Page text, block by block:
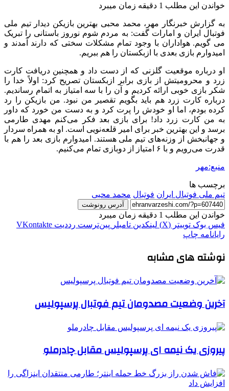
خواندن این مطلب 1 دقیقه زمان میبرد
به گزارش خبرنگار مهر، محمد محبی بهترین بازیکن دیدار تیم ملی
فوتبال ایران و امارات گفت: به مردم شوم نوروز باستانی را تبریک
می گویم. هواداران با وجود تمام مشکلات سختی که دارند آمدند و
امیدوارم بازی بعدی با ازبکستان را هم ببریم.
او درباره موقعیت گلزنی که از دست داد و همچنین دریافت کارت
زرد و محرومیتش از بازی برابر ازبکستان تصریح کرد: اولاً خدا را
شکر بازی خوبی ارائه کردیم و آن را با سه امتیاز به اتمام رساندیم.
درباره کارت زرد هم باید بگویم تقصیر من نبود. من بازیکن را رد
کرده بودم، اما او خودش را پرت کرد و به دست من خورد که داور
به من کارت زرد داد! برای بازی بعد فکر می‌کنم مهدی طارمی
برسد و این بهترین خبر برای امیر قلعه‌نویی است. او به همراه سردار
و جهانبخش از وزنه‌های تیم ملی هستند. امیدوارم بازی بعد را هم با
قدرت می‌رویم و با ۶ امتیاز از دوبازی تمام می‌کنیم.
منبع:مهر
برچسب ها
تیم ملی فوتبال ایران فوتبال محمد محبی
آدرس رونوشت
خواندن این مطلب 1 دقیقه زمان میبرد
فیس بوک توییتر (X) لینکدین ‫تامبلر ‫پین‌ترست ‫رددیت ‫VKontakte
رایانامه چاپ
نوشته های مشابه
آخرین وضعیت مصدومان تیم فوتبال پرسپولیس
پیروزی یک نیمه ای پرسپولیس مقابل چادرملو